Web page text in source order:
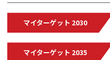
マイターゲット 2030
マイターゲット 2035